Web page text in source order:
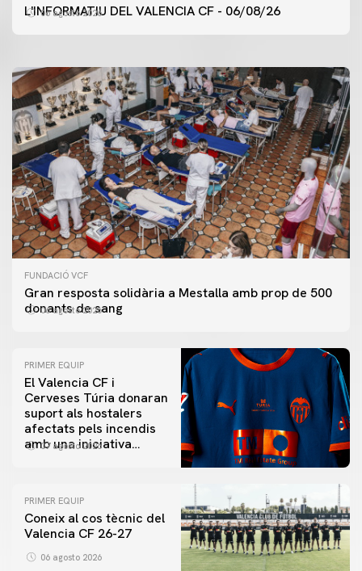
L'INFORMATIU DEL VALENCIA CF - 06/08/26
06 agosto 2026
ENTRENAMENT DEL VALENCIA CF 6/8/2026
FUNDACIÓ VCF
Gran resposta solidària a Mestalla amb prop de 500
donants de sang
06 agosto 2026
PRIMER EQUIP
El Valencia CF i
Cerveses Túria donaran
suport als hostalers
afectats pels incendis
amb una iniciativa
07 agosto 2026
PRIMER EQUIP
Coneix al cos tècnic del
Valencia CF 26-27
06 agosto 2026